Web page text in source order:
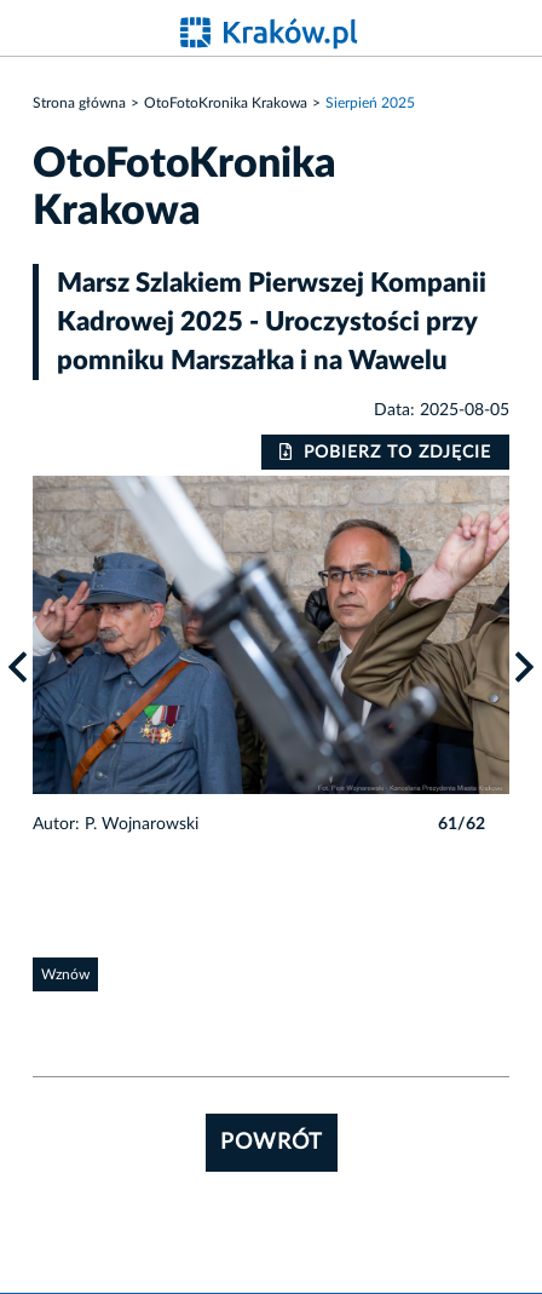
Strona główna OtoFotoKronika Krakowa Sierpień 2025
OtoFotoKronika
Krakowa
Marsz Szlakiem Pierwszej Kompanii
Kadrowej 2025 - Uroczystości przy
pomniku Marszałka i na Wawelu
Data: 2025-08-05
POBIERZ TO ZDJĘCIE
Autor: P. Wojnarowski 61/62
Wznów
POWRÓT